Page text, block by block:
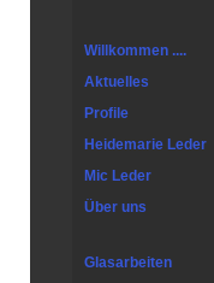
Willkommen ....
Aktuelles
Profile
Heidemarie Leder
Mic Leder
Über uns
Glasarbeiten